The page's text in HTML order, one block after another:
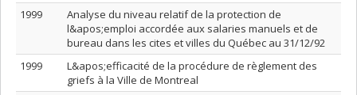
1999
Analyse du niveau relatif de la protection de
l&apos;emploi accordée aux salaries manuels et de
bureau dans les cites et villes du Québec au 31/12/92
1999
L&apos;efficacité de la procédure de règlement des
griefs à la Ville de Montreal